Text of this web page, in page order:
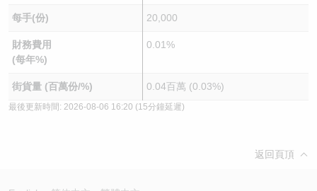
每手(份) 20,000
財務費用
(每年%)
0.01%
街貨量 (百萬份/%) 0.04百萬 (0.03%)
最後更新時間: 2026-08-06 16:20 (15分鐘延遲)
返回頁頂